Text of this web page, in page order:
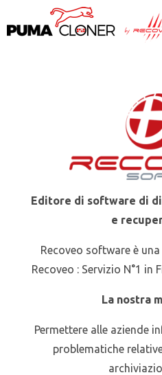
Editore di software di
e
Recoveo software è
Recoveo : Servizio N°1 in
La nostra
Permettere alle aziende
problematiche